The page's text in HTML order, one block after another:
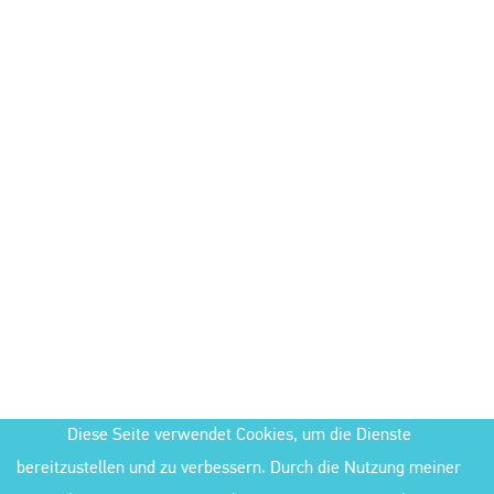
Diese Seite verwendet Cookies, um die Dienste
bereitzustellen und zu verbessern. Durch die Nutzung meiner